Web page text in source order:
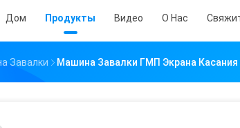
Дом Продукты Видео О Нас
Завалки Машина Завалки ГМП Экрана